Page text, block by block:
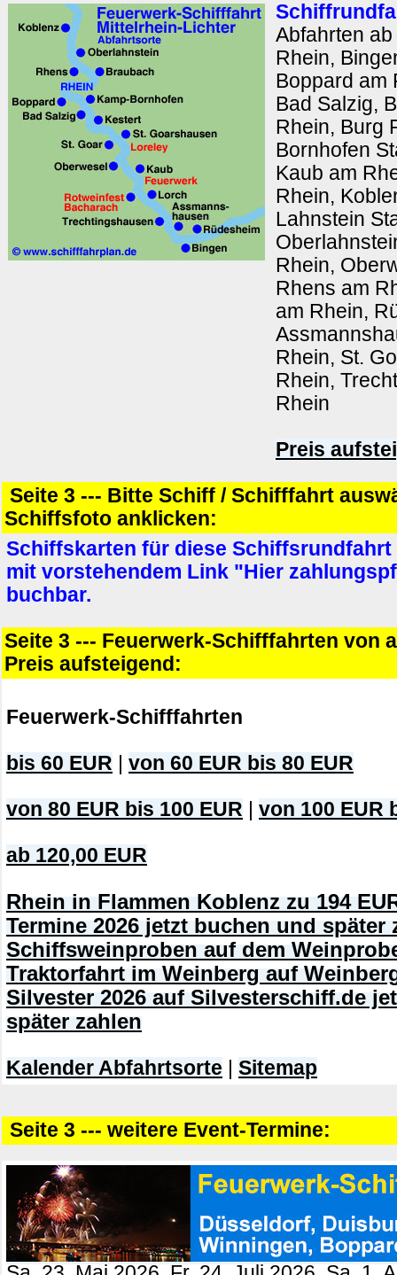
Abfahrten
Rhein,
Boppard am
Bad Salzig,
Rhein, Burg
Bornhofen
Kaub am
Rhein,
Lahnstein
Rhein,
Rhens am
am Rhein,
Rhein, St.
Rhein,
Rhein
Preis
Seite 3 --- Bitte Schiff / Schifffahrt
Schiffsfoto anklicken:
Schiffskarten für diese
mit vorstehendem Link "Hier
buchbar.
Seite 3 --- Feuerwerk-Schifffahrten von
Preis aufsteigend:
Feuerwerk-Schifffahrten
bis 60 EUR von 60 EUR bis 80 EUR
von 80 EUR bis 100 EUR von 100 EUR
ab 120,00 EUR
Rhein in Flammen Koblenz zu 194
Termine 2026 jetzt buchen und später
Schiffsweinproben auf dem
Traktorfahrt im Weinberg auf
Silvester 2026 auf Silvesterschiff.de
später zahlen
Kalender Abfahrtsorte Sitemap
Seite 3 --- weitere Event-Termine: